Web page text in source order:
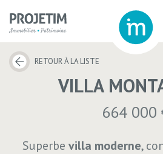
RETOUR À LA LISTE
VILLA
664 000
Superbe villa moderne,